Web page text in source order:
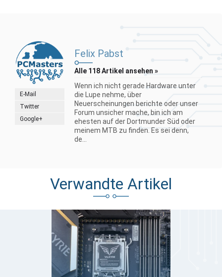
E-Mail
Twitter
Google+
Felix Pabst
Alle 118 Artikel ansehen »
Wenn ich nicht gerade Hardware unter
die Lupe nehme, über
Neuerscheinungen berichte oder unser
Forum unsicher mache, bin ich am
ehesten auf der Dortmunder Süd oder
meinem MTB zu finden. Es sei denn,
de...
Verwandte Artikel